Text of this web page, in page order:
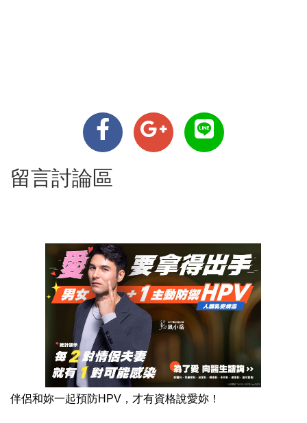
留言討論區
伴侶和妳一起預防HPV，才有資格說愛妳！